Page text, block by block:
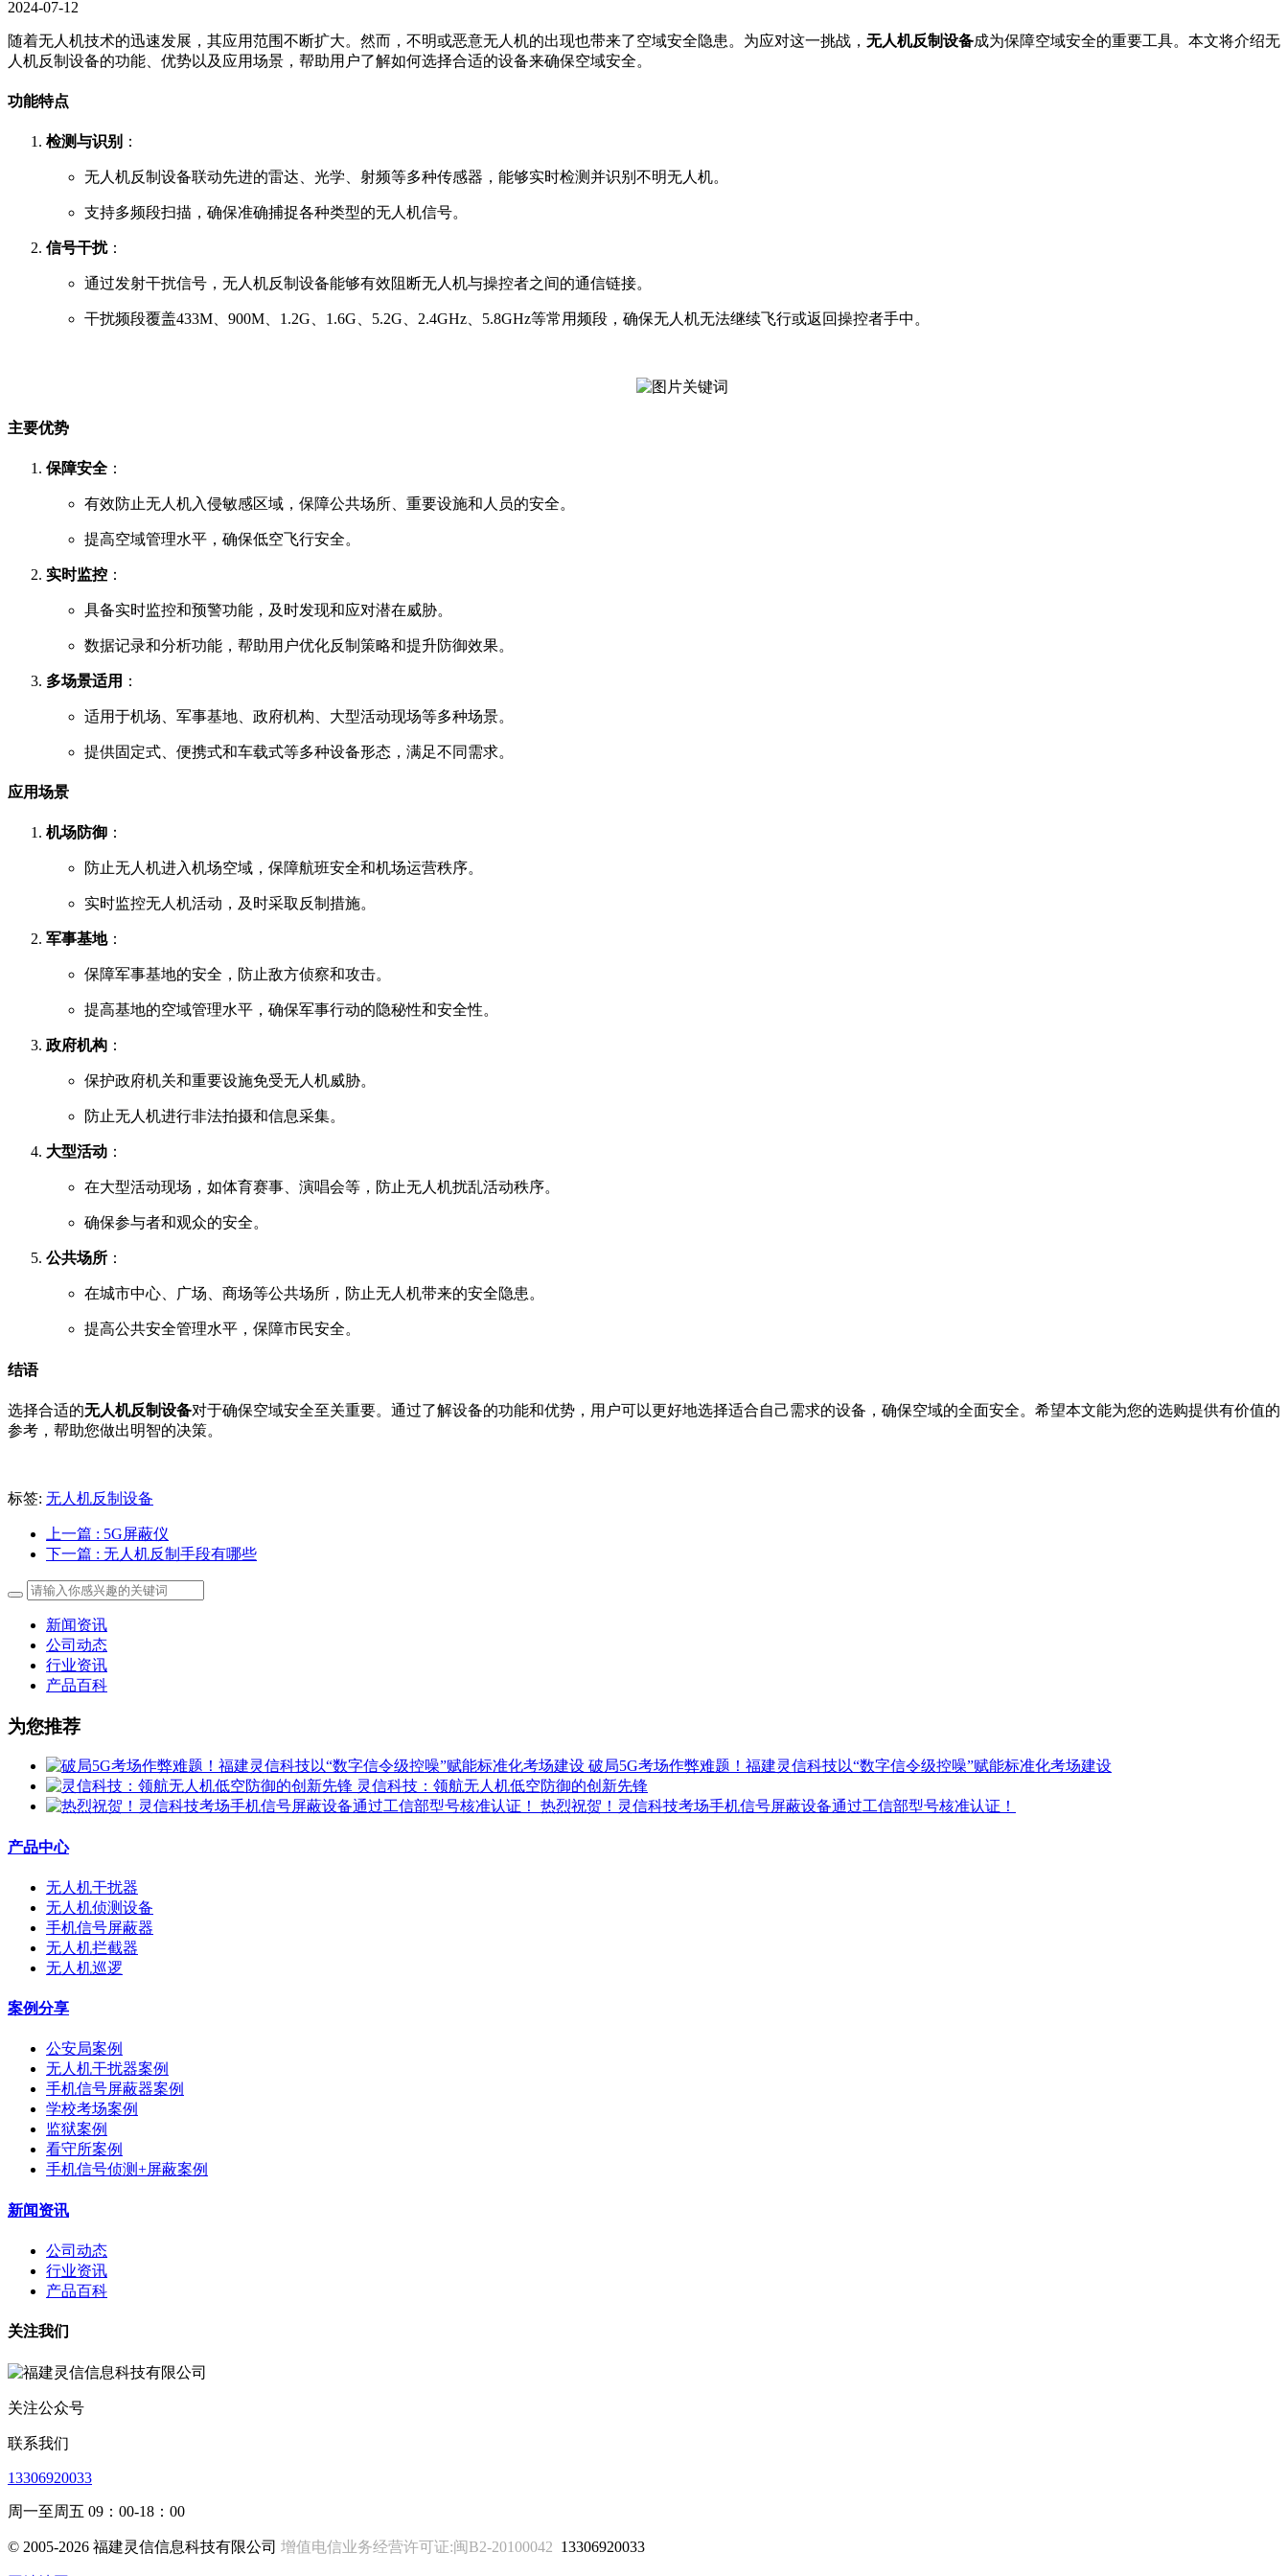
2024-07-12
随着无人机技术的迅速发展，其应用范围不断扩大。然而，不明或恶意无人机的出现也带来了空域安全隐患。为应对这一挑战， 无人机反制设备成为保障空域安全的重要工具。本文将介绍无
人机反制设备的功能、优势以及应用场景，帮助用户了解如何选择合适的设备来确保空域安全。
功能特点
检测与识别 ：
无人机反制设备联动先进的雷达、光学、射频等多种传感器，能够实时检测并识别不明无人机。
支持多频段扫描，确保准确捕捉各种类型的无人机信号。
信号干扰：
通过发射干扰信号，无人机反制设备能够有效阻断无人机与操控者之间的通信链接。
干扰频段覆盖433M、900M、1.2G、1.6G、5.2G、2.4GHz、5.8GHz等常用频段，确保无人机无法继续飞行或返回操控者手中。
主要优势
保障安全 ：
有效防止无人机入侵敏感区域，保障公共场所、重要设施和人员的安全。
提高空域管理水平，确保低空飞行安全。
实时监控 ：
具备实时监控和预警功能，及时发现和应对潜在威胁。
数据记录和分析功能，帮助用户优化反制策略和提升防御效果。
多场景适用 ：
适用于机场、军事基地、政府机构、大型活动现场等多种场景。
提供固定式、便携式和车载式等多种设备形态，满足不同需求。
应用场景
机场防御 ：
防止无人机进入机场空域，保障航班安全和机场运营秩序。
实时监控无人机活动，及时采取反制措施。
军事基地：
保障军事基地的安全，防止敌方侦察和攻击。
提高基地的空域管理水平，确保军事行动的隐秘性和安全性。
政府机构 ：
保护政府机关和重要设施免受无人机威胁。
防止无人机进行非法拍摄和信息采集。
大型活动 ：
在大型活动现场，如体育赛事、演唱会等，防止无人机扰乱活动秩序。
确保参与者和观众的安全。
公共场所 ：
在城市中心、广场、商场等公共场所，防止无人机带来的安全隐患。
提高公共安全管理水平，保障市民安全。
结语
选择合适的无人机反制设备对于确保空域安全至关重要。通过了解设备的功能和优势，用户可以更好地选择适合自己需求的设备，确保空域的全面安全。希望本文能为您的选购提供有价值的
参考，帮助您做出明智的决策。
标签: 无人机反制设备
上一篇 : 5G屏蔽仪
下一篇 : 无人机反制手段有哪些
新闻资讯
公司动态
行业资讯
产品百科
为您推荐
破局5G考场作弊难题！福建灵信科技以“数字信令级控噪”赋能标准化考场建设
灵信科技：领航无人机低空防御的创新先锋
热烈祝贺！灵信科技考场手机信号屏蔽设备通过工信部型号核准认证！
产品中心
无人机干扰器
无人机侦测设备
手机信号屏蔽器
无人机拦截器
无人机巡逻
案例分享
公安局案例
无人机干扰器案例
手机信号屏蔽器案例
学校考场案例
监狱案例
看守所案例
手机信号侦测+屏蔽案例
新闻资讯
公司动态
行业资讯
产品百科
关注我们
关注公众号
联系我们
13306920033
周一至周五 09：00-18：00
© 2005-2026 福建灵信信息科技有限公司 增值电信业务经营许可证:闽B2-20100042 13306920033